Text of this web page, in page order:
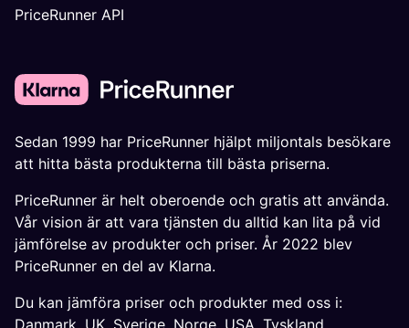
PriceRunner API
Sedan 1999 har PriceRunner hjälpt miljontals besökare
att hitta bästa produkterna till bästa priserna.
PriceRunner är helt oberoende och gratis att använda.
Vår vision är att vara tjänsten du alltid kan lita på vid
jämförelse av produkter och priser. År 2022 blev
PriceRunner en del av Klarna.
Du kan jämföra priser och produkter med oss i: